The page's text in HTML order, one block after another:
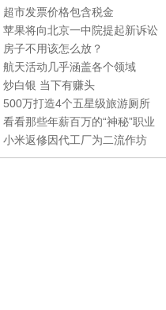
超市发票价格包含税金
苹果将向北京一中院提起新诉讼
房子不用该怎么放？
航天活动几乎涵盖各个领域
炒白银 当下有赚头
500万打造4个五星级旅游厕所
看看那些年薪百万的“神秘”职业
小米返修因代工厂为二流作坊